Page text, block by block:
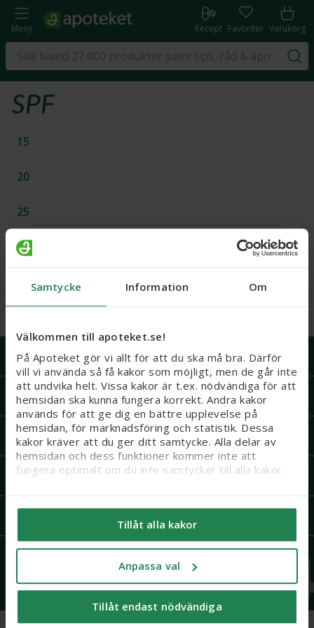
Samtycke Information Om
Välkommen till apoteket.se!
På Apoteket gör vi allt för att du ska må bra. Därför
vill vi använda så få kakor som möjligt, men de går inte
att undvika helt. Vissa kakor är t.ex. nödvändiga för att
hemsidan ska kunna fungera korrekt. Andra kakor
används för att ge dig en bättre upplevelse på
hemsidan, för marknadsföring och statistik. Dessa
kakor kräver att du ger ditt samtycke. Alla delar av
hemsidan och dess funktioner kommer inte att
fungera optimalt om du inte samtycker till alla kakor.
komma att behandlas genom kakor, eftersom vi bl. a.
säljer integritetskänsliga produkter som receptfria
läkemedel och produkter relaterade till hälsostatus
och sex. När du samtycker till kakor samtycker du
också till att känsliga personuppgifter kan behandlas
för samma ändamål.
Du kan ändra/dra tillbaka ditt samtycke och läsa mer
om vilka kakor vi använder under ’Anpassa val’. Läs
Tillåt alla kakor
Anpassa val
Tillåt endast nödvändiga
Meny Recept Favoriter Varukorg
SPF
15
20
25
30
Handla på Apoteket
Support
Recept och läkemedel
Om Apoteket
Mer från Apoteket
Följ oss